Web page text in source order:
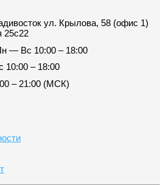
ул. Крылова, 58 (офис 1)
25с22
— Вс 10:00 – 18:00
– 18:00
– 21:00 (МСК)